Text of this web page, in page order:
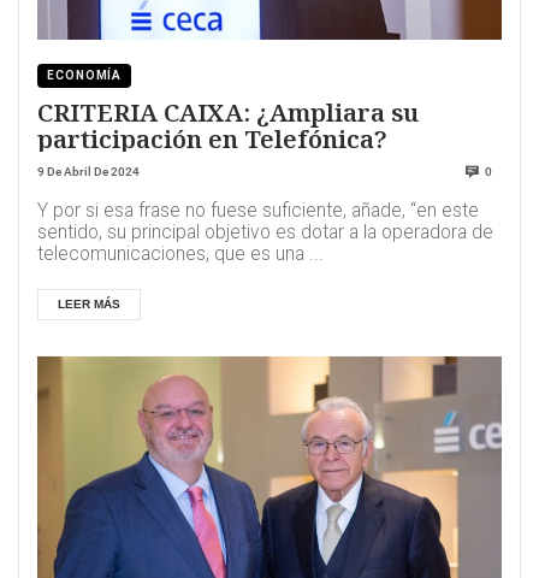
ECONOMÍA
CRITERIA CAIXA: ¿Ampliara su
participación en Telefónica?
9 De Abril De 2024 0
Y por si esa frase no fuese suficiente, añade, “en este
sentido, su principal objetivo es dotar a la operadora de
telecomunicaciones, que es una ...
LEER MÁS